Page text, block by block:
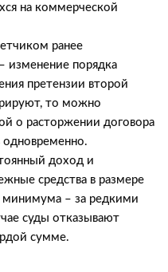
на коммерческой
ранее
изменение порядка
претензии второй
то можно
о расторжении договора
одновременно.
доход и
средства в размере
– за редкими
суды отказывают
сумме.